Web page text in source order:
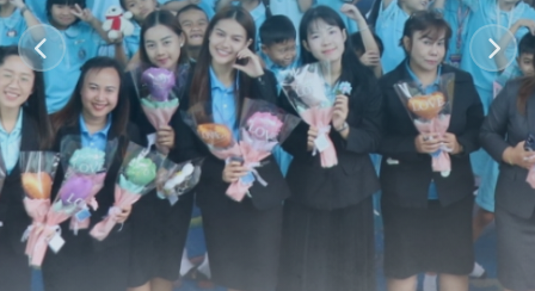
ก่อนหน้า ถัดไป